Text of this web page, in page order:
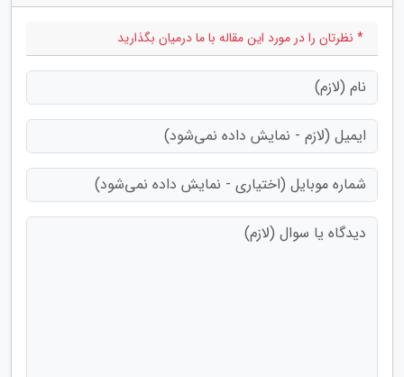
* نظرتان را در مورد این مقاله با ما درمیان بگذارید